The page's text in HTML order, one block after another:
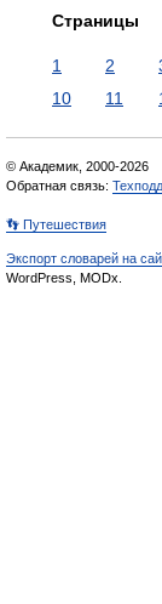
Страницы
1 2
10
11
© Академик, 2000-2026
Обратная связь:
👣 Путешествия
Экспорт словарей на
WordPress, MODx.